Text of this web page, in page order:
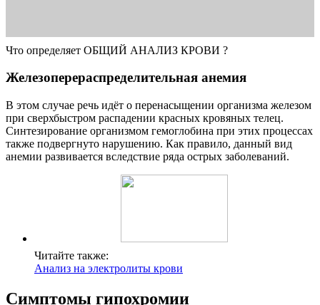
Что определяет ОБЩИЙ АНАЛИЗ КРОВИ ?
Железоперераспределительная анемия
В этом случае речь идёт о перенасыщении организма железом
при сверхбыстром распадении красных кровяных телец.
Синтезирование организмом гемоглобина при этих процессах
также подвергнуто нарушению. Как правило, данный вид
анемии развивается вследствие ряда острых заболеваний.
Читайте также:
Анализ на электролиты крови
Симптомы гипохромии